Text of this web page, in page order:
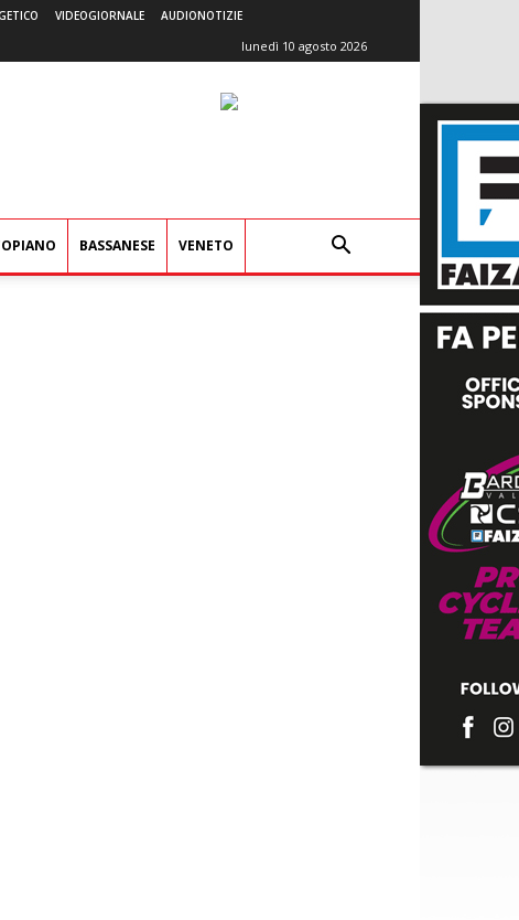
VIDEOGIORNALE AUDIONOTIZIE
lunedì 10 agosto 2026
BASSANESE VENETO